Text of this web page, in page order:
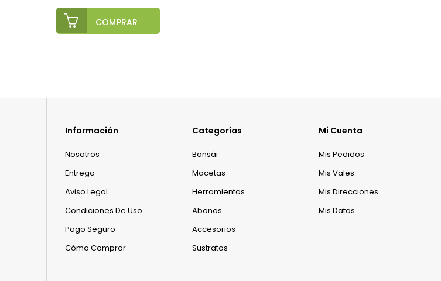
COMPRAR
Información
Nosotros
Entrega
Aviso Legal
Condiciones De Uso
Pago Seguro
Cómo Comprar
Categorías
Bonsái
Macetas
Herramientas
Abonos
Accesorios
Sustratos
Mi Cuenta
Mis Pedidos
Mis Vales
Mis Direcciones
Mis Datos